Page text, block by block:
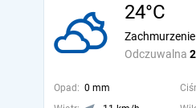
24°C
Odczuwalna
Opad: 0 mm